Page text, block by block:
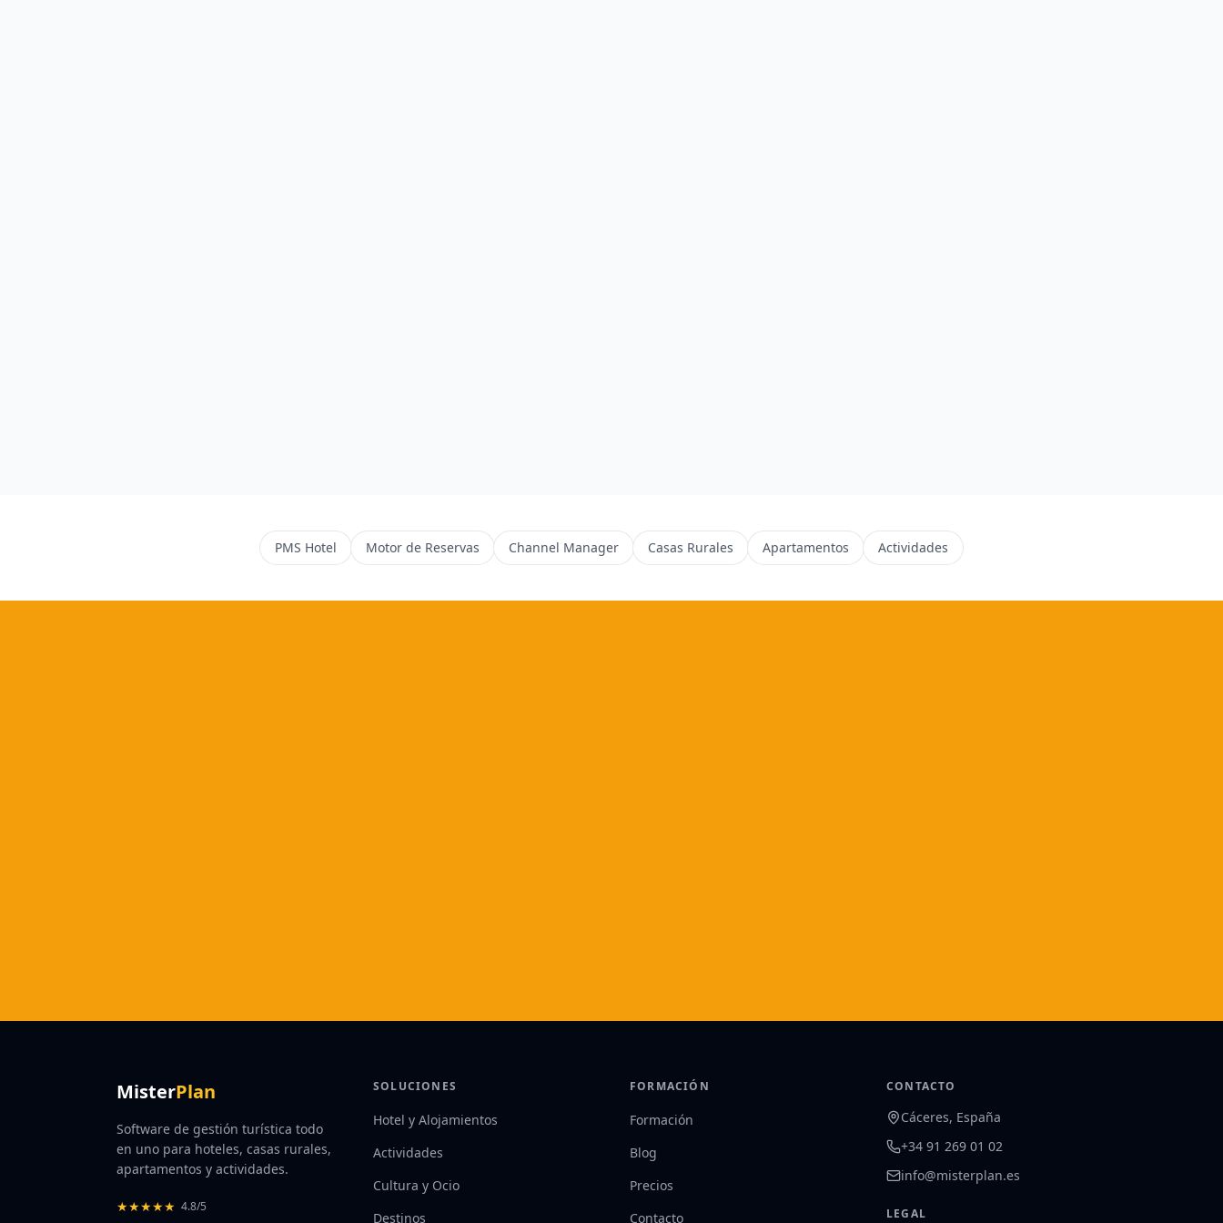
PMS Hotel Motor de Reservas Channel Manager Casas Rurales Apartamentos Actividades
MisterPlan
Software de gestión turística todo
en uno para hoteles, casas rurales,
apartamentos y actividades.
★★★★★ 4.8/5
SOLUCIONES
Hotel y Alojamientos
Actividades
Cultura y Ocio
Destinos
FORMACIÓN
Formación
Blog
Precios
Contacto
CONTACTO
Cáceres, España
+34 91 269 01 02
info@misterplan.es
LEGAL